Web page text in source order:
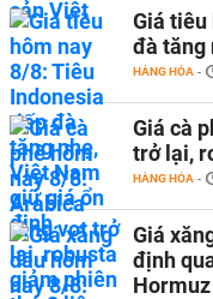
Giá tiêu
đà tăng
HÀNG HÓA -
Giá cà
trở lại,
HÀNG HÓA -
Giá
định
Hormuz